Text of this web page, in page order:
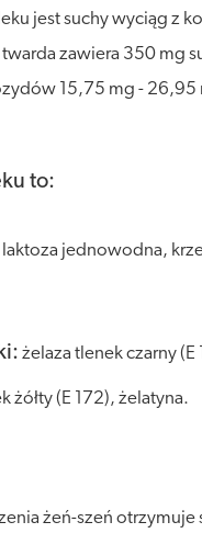
jest suchy wyciąg z
twarda zawiera 350 mg
15,75 mg -
to:
laktoza jednowodna,
żelaza tlenek czarny
żółty (E 172), żelatyna.
żeń-szeń